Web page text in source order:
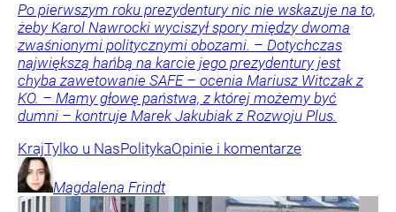
Po pierwszym roku prezydentury nic nie wskazuje na to,
żeby Karol Nawrocki wyciszył spory między dwoma
zwaśnionymi politycznymi obozami. – Dotychczas
największą hańbą na karcie jego prezydentury jest
chyba zawetowanie SAFE – ocenia Mariusz Witczak z
KO. – Mamy głowę państwa, z której możemy być
dumni – kontruje Marek Jakubiak z Rozwoju Plus.
KrajTylko u NasPolitykaOpinie i komentarze
Magdalena Frindt